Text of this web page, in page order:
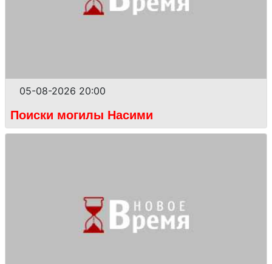
05-08-2026 20:00
Поиски могилы Насими